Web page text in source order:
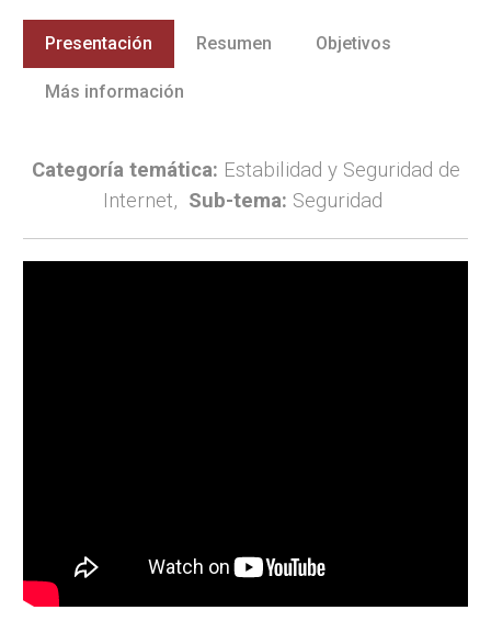
Presentación Resumen Objetivos
Más información
Categoría temática: Estabilidad y Seguridad de
Internet, Sub-tema: Seguridad